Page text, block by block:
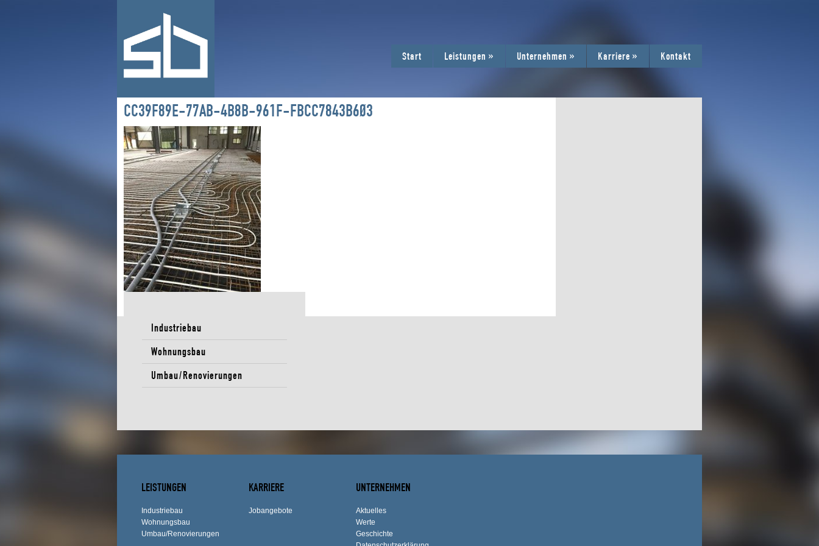
Start Leistungen » Unternehmen » Karriere » Kontakt
CC39F89E-77AB-4B8B-961F-FBCC7843B603
Industriebau
Wohnungsbau
Umbau/Renovierungen
LEISTUNGEN
Industriebau
Wohnungsbau
Umbau/Renovierungen
KARRIERE
Jobangebote
UNTERNEHMEN
Aktuelles
Werte
Geschichte